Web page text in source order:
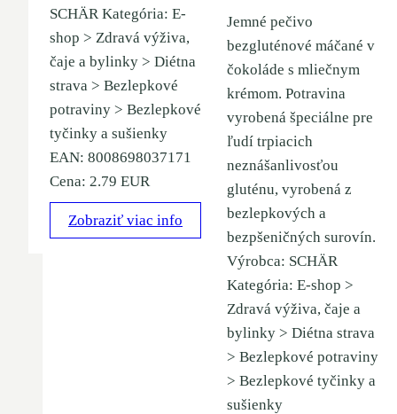
SCHÄR Kategória: E-
shop > Zdravá výživa,
čaje a bylinky > Diétna
strava > Bezlepkové
potraviny > Bezlepkové
tyčinky a sušienky
EAN: 8008698037171
Cena: 2.79 EUR
Zobraziť viac info
Jemné pečivo
bezgluténové máčané v
čokoláde s mliečnym
krémom. Potravina
vyrobená špeciálne pre
ľudí trpiacich
neznášanlivosťou
gluténu, vyrobená z
bezlepkových a
bezpšeničných surovín.
Výrobca: SCHÄR
Kategória: E-shop >
Zdravá výživa, čaje a
bylinky > Diétna strava
> Bezlepkové potraviny
> Bezlepkové tyčinky a
sušienky